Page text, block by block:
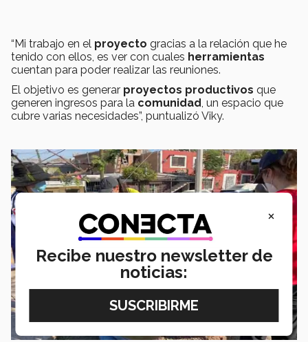
“Mi trabajo en el proyecto gracias a la relación que he
tenido con ellos, es ver con cuales herramientas
cuentan para poder realizar las reuniones.
El objetivo es generar proyectos productivos que
generen ingresos para la comunidad , un espacio que
cubre varias necesidades”, puntualizó Viky.
×
Recibe nuestro newsletter de
noticias: